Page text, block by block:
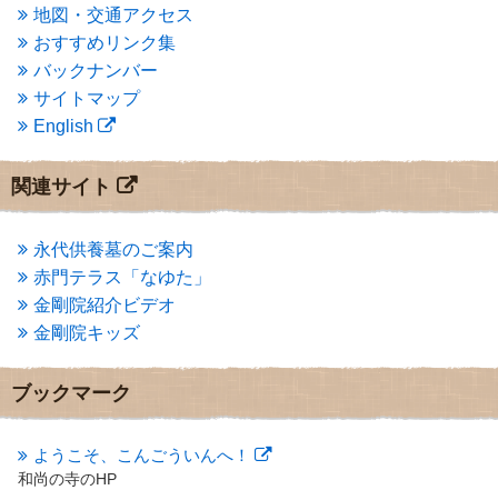
2014年9月(1)
2014年5月 (1)
2014年4月
2014年1月(1)
2013年11月 (4)
2013年10月
2013年8月
(7)
2013年7月
(7)
2013年5月(13)
2013年4月(1)
2013年3月 (4)
2013年2月(6)
2013年1月(6)
2012年12月(7)
2012年11月(7)
2012年10月
2012年8月
(9)
2012年7月(10)
地図・交通アクセス
おすすめリンク集
バックナンバー
サイトマップ
English
関連サイト
永代供養墓のご案内
赤門テラス「なゆた」
金剛院紹介ビデオ
金剛院キッズ
ブックマーク
ようこそ、こんごういんへ！
和尚の寺のHP